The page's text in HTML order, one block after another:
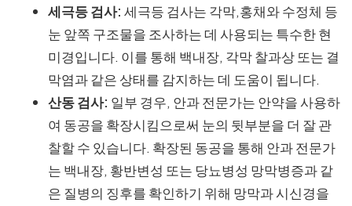
세극등 검사: 세극등 검사는 각막,홍채와 수정체 등
눈 앞쪽 구조물을 조사하는 데 사용되는 특수한 현
미경입니다. 이를 통해 백내장, 각막 찰과상 또는 결
막염과 같은 상태를 감지하는 데 도움이 됩니다.
산동 검사: 일부 경우, 안과 전문가는 안약을 사용하
여 동공을 확장시킴으로써 눈의 뒷부분을 더 잘 관
찰할 수 있습니다. 확장된 동공을 통해 안과 전문가
는 백내장, 황반변성 또는 당뇨병성 망막병증과 같
은 질병의 징후를 확인하기 위해 망막과 시신경을